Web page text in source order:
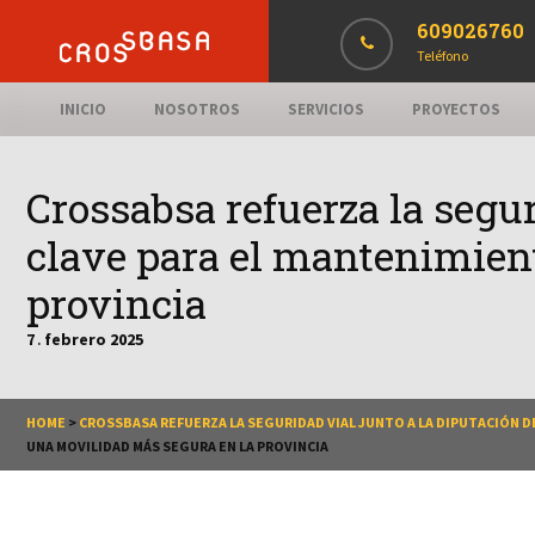
609026760
Teléfono
INICIO NOSOTROS SERVICIOS PROYECTOS
Crossabsa refuerza la
clave para el
provincia
7 . febrero 2025
HOME > CROSSBASA REFUERZA LA SEGURIDAD VIAL JUNTO A LA DIPUTACIÓN
UNA MOVILIDAD MÁS SEGURA EN LA PROVINCIA